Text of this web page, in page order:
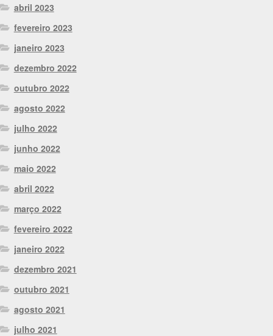
abril 2023
fevereiro 2023
janeiro 2023
dezembro 2022
outubro 2022
agosto 2022
julho 2022
junho 2022
maio 2022
abril 2022
março 2022
fevereiro 2022
janeiro 2022
dezembro 2021
outubro 2021
agosto 2021
julho 2021